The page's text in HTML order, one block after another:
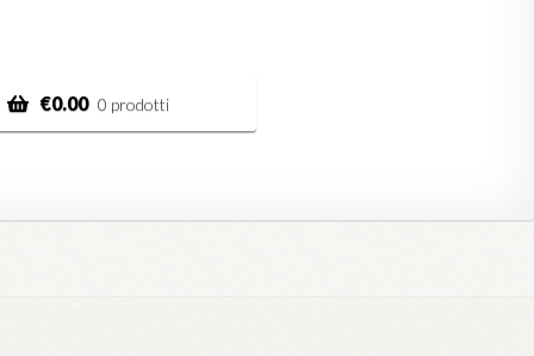
€0.00 0 prodotti